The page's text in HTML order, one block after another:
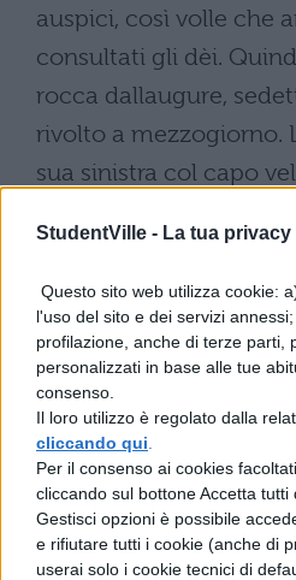
StudentVille - La tua
Questo sito web utilizza cookie:
l'uso del sito e dei servizi
profilazione, anche di terze parti,
personalizzati in base alle tue
consenso.
Il loro utilizzo è regolato dalla
cliccando qui
Per il consenso ai cookies
cliccando sul bottone Accetta
Gestisci opzioni è possibile
e rifiutare tutti i cookie (anche di
userai solo i cookie tecnici di
auspici, così volle che
consultati gli dèi.
rocca dallaugure,
rivolto a mezzogiorno.
sua sinistra col capo
mano destra un
che chiamarono lituo.
lo sguardo alla città e
invocò gli dèi, divise le
oriente a occidente e
verso mezzogiorno
a settentrione infauste;
lituo nella sinistra e
di Numa, fece questa
Giove, se è volere